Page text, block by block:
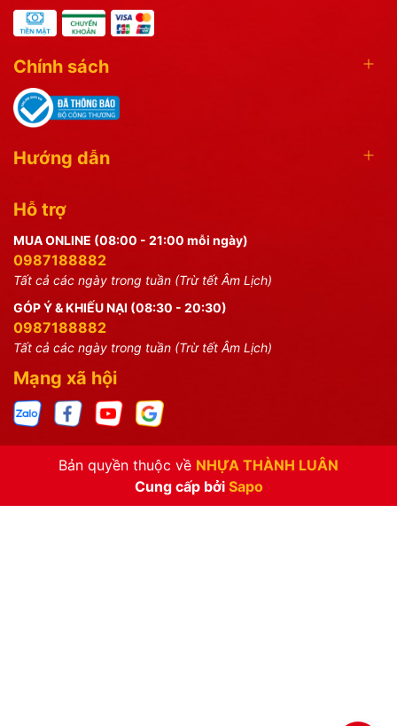
Chính sách
Hướng dẫn
Hỗ trợ
MUA ONLINE (08:00 - 21:00 mỗi ngày)
0987188882
Tất cả các ngày trong tuần (Trừ tết Âm Lịch)
GÓP Ý & KHIẾU NẠI (08:30 - 20:30)
0987188882
Tất cả các ngày trong tuần (Trừ tết Âm Lịch)
Mạng xã hội
Bản quyền thuộc về NHỰA THÀNH LUÂN
Cung cấp bởi Sapo